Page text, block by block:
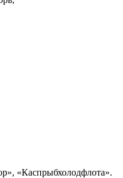
«Каспрыбхолодфлота».